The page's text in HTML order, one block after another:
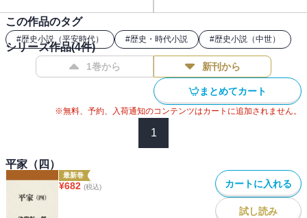
この作品のタグ
#歴史小説（平安時代） #歴史・時代小説 #歴史小説（中世）
シリーズ作品(4件)
1巻から 新刊から
まとめてカート
※無料、予約、入荷通知のコンテンツはカートに追加されません。
1
平家（四）
最新巻
¥682 (税込) カートに入れる
試し読み